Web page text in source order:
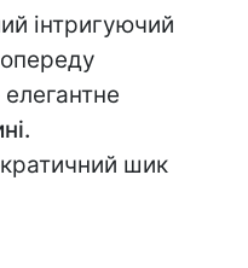
інтригуючий
шик